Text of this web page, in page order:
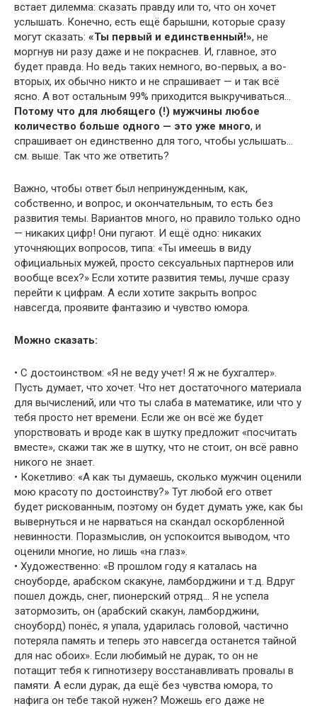
встает дилемма: сказать правду или то, что он хочет
услышать. Конечно, есть ещё барышни, которые сразу
могут сказать: «Ты первый и единственный!», не
моргнув ни разу даже и не покраснев. И, главное, это
будет правда. Но ведь таких немного, во-первых, а во-
вторых, их обычно никто и не спрашивает — и так всё
ясно. А вот остальным 99% приходится выкручиваться…
Потому что для любящего (!) мужчины любое
количество больше одного — это уже много, и
спрашивает он единственно для того, чтобы услышать…
см. выше. Так что же ответить?
Важно, чтобы ответ был непринужденным, как,
собственно, и вопрос, и окончательным, то есть без
развития темы. Вариантов много, но правило только одно
— никаких цифр! Они пугают. И ещё одно: никаких
уточняющих вопросов, типа: «Ты имеешь в виду
официальных мужей, просто сексуальных партнеров или
вообще всех?» Если хотите развития темы, лучше сразу
перейти к цифрам. А если хотите закрыть вопрос
навсегда, проявите фантазию и чувство юмора.
Можно сказать:
• С достоинством: «Я не веду учет! Я ж не бухгалтер».
Пусть думает, что хочет. Что нет достаточного материала
для вычислений, или что ты слаба в математике, или что у
тебя просто нет времени. Если же он всё же будет
упорствовать и вроде как в шутку предложит «посчитать
вместе», скажи так же в шутку, что не стоит, он всё равно
никого не знает.
• Кокетливо: «А как ты думаешь, сколько мужчин оценили
мою красоту по достоинству?» Тут любой его ответ
будет рискованным, поэтому он будет думать уже, как бы
вывернуться и не нарваться на скандал оскорбленной
невинности. Поразмыслив, он успокоится выводом, что
оценили многие, но лишь «на глаз».
• Художественно: «В прошлом году я каталась на
сноуборде, арабском скакуне, ламборджини и т.д. Вдруг
пошел дождь, снег, пионерский отряд… Я не успела
затормозить, он (арабский скакун, ламборджини,
сноуборд) понёс, я упала, ударилась головой, частично
потеряла память и теперь это навсегда останется тайной
для нас обоих». Если любимый не дурак, то он не
потащит тебя к гипнотизеру восстанавливать провалы в
памяти. А если дурак, да ещё без чувства юмора, то
нафига он тебе такой нужен? Можешь его даже не